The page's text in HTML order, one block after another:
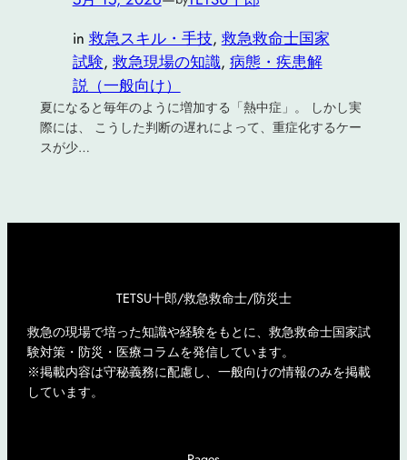
in 救急スキル・手技, 救急救命士国家
試験, 救急現場の知識, 病態・疾患解
説（一般向け）
夏になると毎年のように増加する「熱中症」。 しかし実
際には、 こうした判断の遅れによって、重症化するケー
スが少…
TETSU十郎/救急救命士/防災士
救急の現場で培った知識や経験をもとに、救急救命士国家試
験対策・防災・医療コラムを発信しています。
※掲載内容は守秘義務に配慮し、一般向けの情報のみを掲載
しています。